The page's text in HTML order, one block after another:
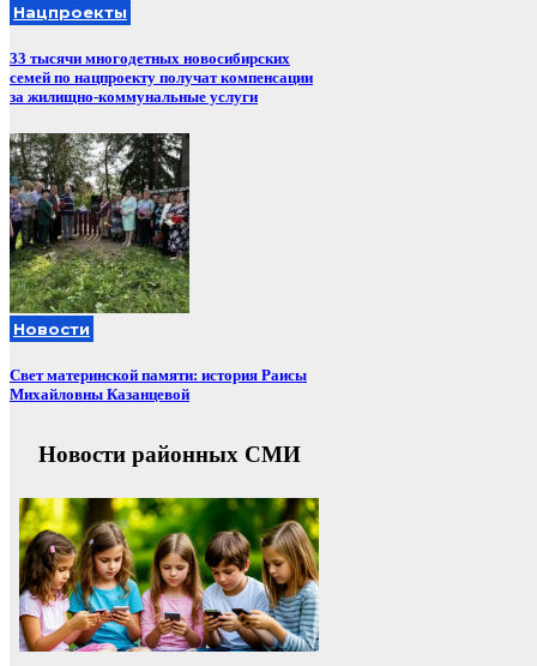
Нацпроекты
33 тысячи многодетных новосибирских
семей по нацпроекту получат компенсации
за жилищно-коммунальные услуги
Новости
Свет материнской памяти: история Раисы
Михайловны Казанцевой